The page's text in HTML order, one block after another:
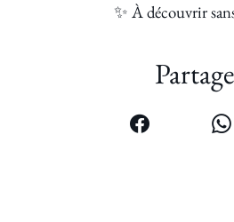
✨ À découvrir